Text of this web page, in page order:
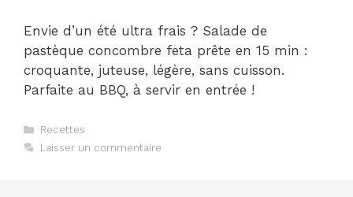
Envie d’un été ultra frais ? Salade de
pastèque concombre feta prête en 15 min :
croquante, juteuse, légère, sans cuisson.
Parfaite au BBQ, à servir en entrée !
Catégories
Recettes
Laisser un commentaire